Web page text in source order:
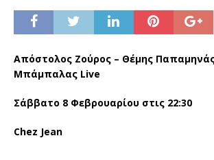
Απόστολος Ζούρος – Θέμης
Μπάμπαλας Live
Σάββατο 8 Φεβρουαρίου στις 22:30
Chez Jean